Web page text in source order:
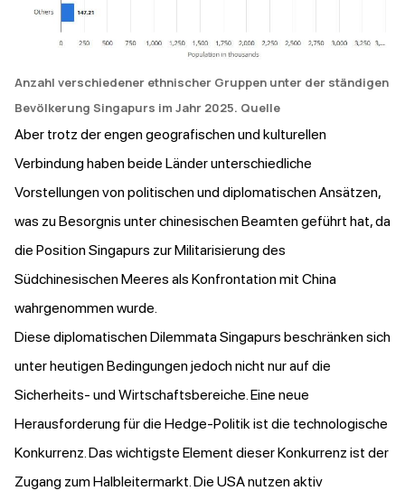
Anzahl verschiedener ethnischer Gruppen unter der ständigen
Bevölkerung Singapurs im Jahr 2025. Quelle
Aber trotz der engen geografischen und kulturellen
Verbindung haben beide Länder unterschiedliche
Vorstellungen von politischen und diplomatischen Ansätzen,
was zu Besorgnis unter chinesischen Beamten geführt hat, da
die Position Singapurs zur Militarisierung des
Südchinesischen Meeres als Konfrontation mit China
wahrgenommen wurde.
Diese diplomatischen Dilemmata Singapurs beschränken sich
unter heutigen Bedingungen jedoch nicht nur auf die
Sicherheits- und Wirtschaftsbereiche. Eine neue
Herausforderung für die Hedge-Politik ist die technologische
Konkurrenz. Das wichtigste Element dieser Konkurrenz ist der
Zugang zum Halbleitermarkt. Die USA nutzen aktiv